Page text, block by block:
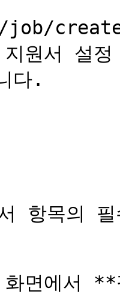
원서 설
다.
항목의
면에서